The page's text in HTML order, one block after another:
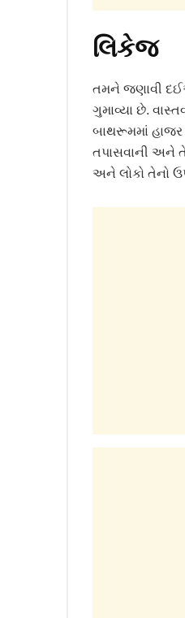
લિકેજ
તમને જણાવી
ગુમાવ્યા છે.
બાથરૂમમાં
તપાસવાની અને
અને લોકો તેનો